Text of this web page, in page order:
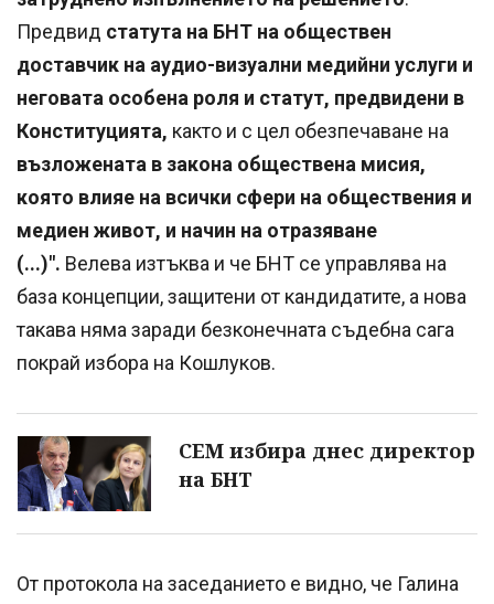
Предвид статутa на БНТ на обществен
доставчик на аудио-визуални медийни услуги и
неговата особена роля и статут, предвидени в
Конституцията, както и с цел обезпечаване на
възложената в закона обществена мисия,
която влияе на всички сфери на обществения и
медиен живот, и начин на отразяване
(...)". Велева изтъква и че БНТ се управлява на
база концепции, защитени от кандидатите, а нова
такава няма заради безконечната съдебна сага
покрай избора на Кошлуков.
СЕМ избира днес директор
на БНТ
От протокола на заседанието е видно, че Галина